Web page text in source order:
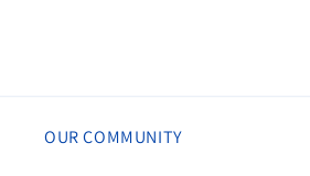
OUR COMMUNITY